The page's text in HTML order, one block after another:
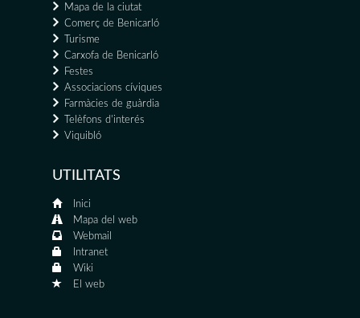
Mapa de la ciutat
Comerç de Benicarló
Turisme
Carxofa de Benicarló
Festes
Associacions cíviques
Farmàcies de guàrdia
Telèfons d'interés
Viquibló
UTILITATS
Inici
Mapa del web
Webmail
Intranet
Wiki
El web